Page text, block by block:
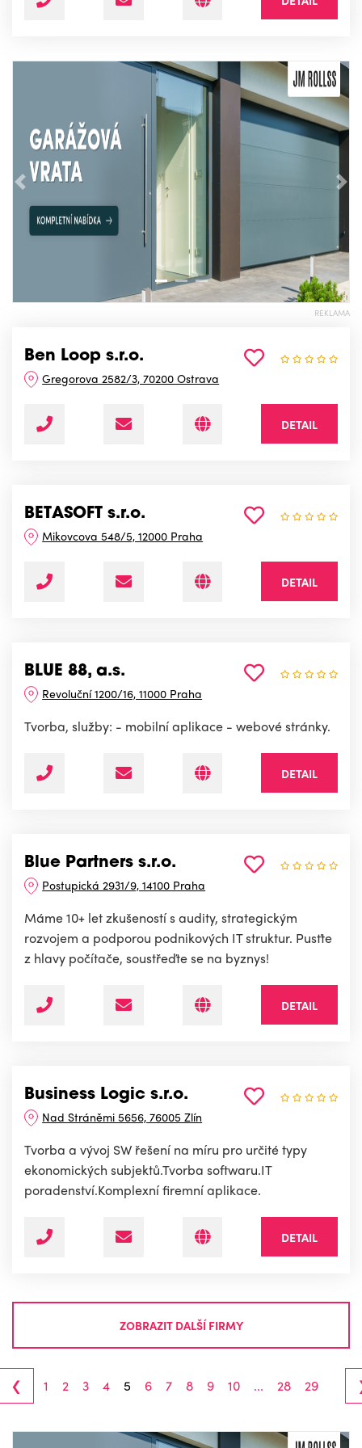
Předchozí
REKLAMA
Ben Loop s.r.o.
Gregorova 2582/3, 70200 Ostrava
DETAIL
BETASOFT s.r.o.
Mikovcova 548/5, 12000 Praha
DETAIL
BLUE 88, a.s.
Revoluční 1200/16, 11000 Praha
Tvorba, služby: - mobilní aplikace - webové stránky.
DETAIL
Blue Partners s.r.o.
Postupická 2931/9, 14100 Praha
Máme 10+ let zkušeností s audity, strategickým
rozvojem a podporou podnikových IT struktur. Pusťte
z hlavy počítače, soustřeďte se na byznys!
DETAIL
Business Logic s.r.o.
Nad Stráněmi 5656, 76005 Zlín
Tvorba a vývoj SW řešení na míru pro určité typy
ekonomických subjektů.Tvorba softwaru.IT
poradenství.Komplexní firemní aplikace.
DETAIL
ZOBRAZIT DALŠÍ FIRMY
‹ 1 2 3 4 5 6 7 8 9 10 ... 28 29